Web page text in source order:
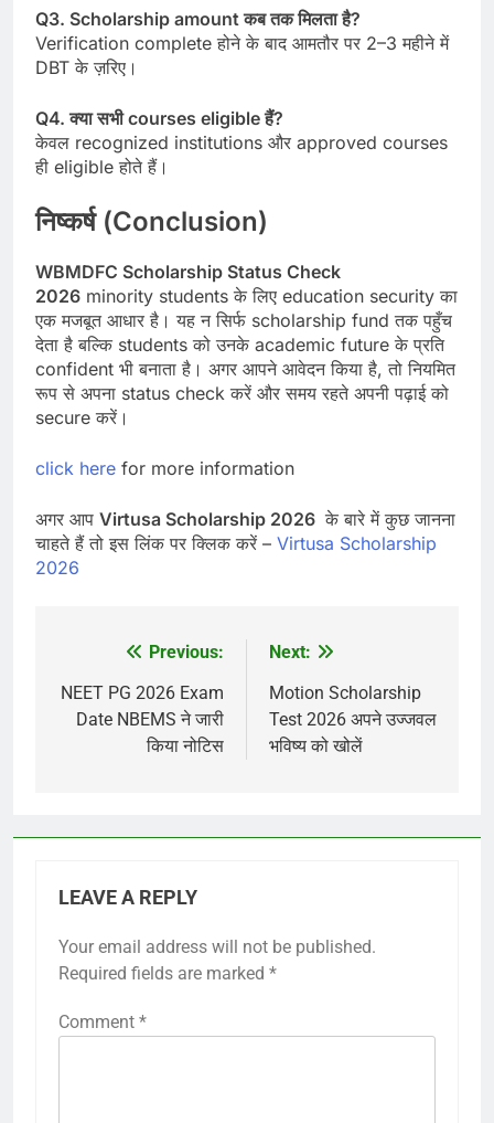
Q3. Scholarship amount कब तक मिलता है?
Verification complete होने के बाद आमतौर पर 2–3 महीने में
DBT के ज़रिए।
Q4. क्या सभी courses eligible हैं?
केवल recognized institutions और approved courses
ही eligible होते हैं।
निष्कर्ष (Conclusion)
WBMDFC Scholarship Status Check
2026 minority students के लिए education security का
एक मजबूत आधार है। यह न सिर्फ scholarship fund तक पहुँच
देता है बल्कि students को उनके academic future के प्रति
confident भी बनाता है। अगर आपने आवेदन किया है, तो नियमित
रूप से अपना status check करें और समय रहते अपनी पढ़ाई को
secure करें।
click here for more information
अगर आप Virtusa Scholarship 2026 के बारे में कुछ जानना
चाहते हैं तो इस लिंक पर क्लिक करें – Virtusa Scholarship
2026
navigation
Previous:
NEET PG 2026 Exam
Date NBEMS ने जारी
किया नोटिस
Next:
Motion Scholarship
Test 2026 अपने उज्जवल
भविष्य को खोलें
LEAVE A REPLY
Your email address will not be published.
Required fields are marked *
Comment *